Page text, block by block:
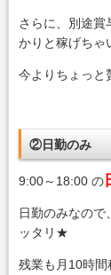
さらに、別途賞
かりと稼げち
今よりちょっと
②日勤のみ
9:00～18:00 の
日勤のみなので
ッタリ★
残業も月10時